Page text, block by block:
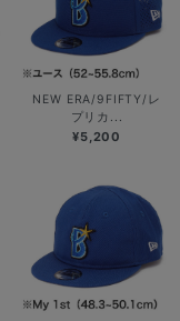
NEW ERA/9FIFTY/レ
プリカ...
¥5,200